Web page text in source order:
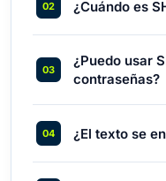
¿Cuándo es
¿Puedo usar
contraseñas?
¿El texto se